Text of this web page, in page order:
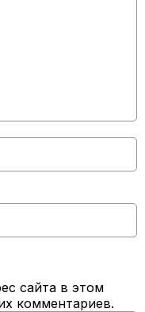
сайта в этом
комментариев.